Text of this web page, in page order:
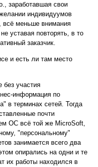
заработавшая свои
индивидуумов
всё меньше внимания
уставая повторять, в то
заказчик.
и есть ли там место
участия
информация по
в терминах сетей. Тогда
почти
ОС всё той же MicroSoft,
"персональному"
занимается всего два
опирались на одни и те
их работы находился в